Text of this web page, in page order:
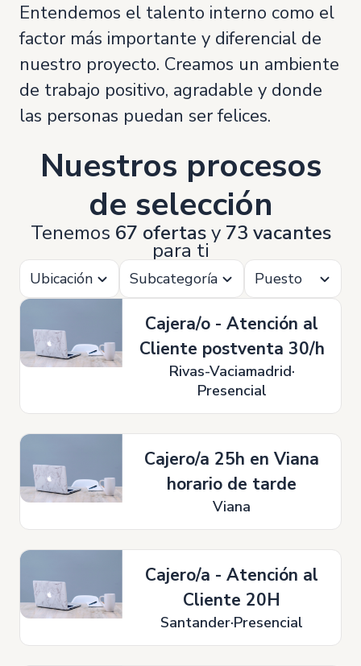
Entendemos el talento interno como el
factor más importante y diferencial de
nuestro proyecto. Creamos un ambiente
de trabajo positivo, agradable y donde
las personas puedan ser felices.
Nuestros procesos
de selección
Tenemos 67 ofertasy 73 vacantes
para ti
Ubicación Subcategoría Puesto
Cajera/o - Atención al
Cliente postventa 30/h
Rivas-Vaciamadrid
Presencial
Cajero/a 25h en Viana
horario de tarde
Viana
Cajero/a - Atención al
Cliente 20H
Santander Presencial